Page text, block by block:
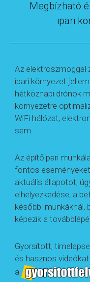
Megbízható
ipari
Az elektroszmoggal
ipari környezet
hétköznapi drónok
környezetre
WiFi hálózat,
sem.
Az építőipari
fontos
aktuális állapotot,
elhelyezkedése, a
későbbi
képezik a
Gyorsított,
és hasznos
a